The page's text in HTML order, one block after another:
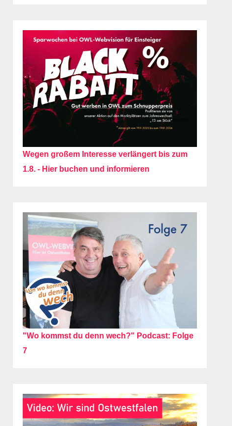
Wegen großem Interesse verlängert bis zum
1.8. - Hier buchen und informieren
"Wo kommst du denn wech?" Podcast: Folge
7